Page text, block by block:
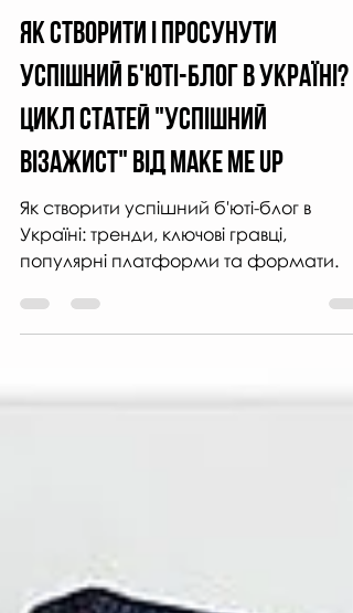
Успішний майстер б'юті
Як створити і просунути
успішний б'юті-блог в Україні?
Цикл статей "Успішний
візажист" від MAKE ME UP
Як створити успішний б'юті-блог в
популярні платформи та формати.